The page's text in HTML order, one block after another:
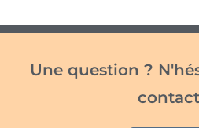
Une question ?